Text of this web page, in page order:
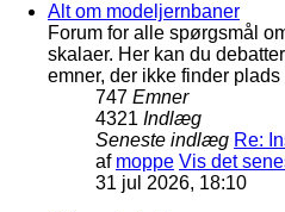
Alt om modeljernbaner
Forum for alle spørgsmål
skalaer. Her kan du
emner, der ikke finder
747 Emner
4321 Indlæg
Seneste indlæg Re:
af moppe Vis det
31 jul 2026, 18:10